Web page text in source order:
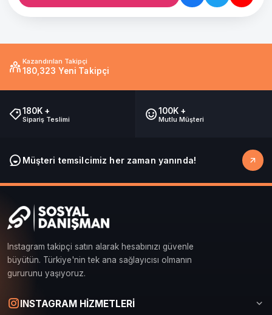
Kazandırılan Takipçi
180,323 Yeni Takipçi
180K +
Sipariş Teslimi
100K +
Mutlu Müşteri
Müşteri temsilcimiz her zaman yanında!
Instagram takipçi satın alarak hesabınızı güvenle
büyütün. Türkiye'nin tek ana sağlayıcısı olmanın
gururunu yaşıyoruz.
INSTAGRAM HİZMETLERİSosyal Danışman Canlı Destek
Çevrimiçi